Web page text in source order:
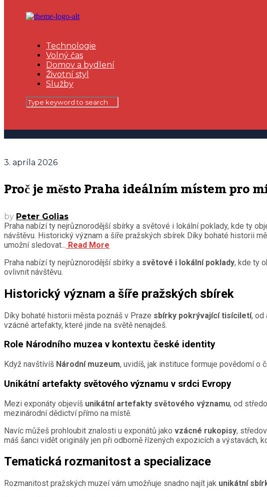
Technologie
Volný čas
Domov a bydlení
Životní styl
Služby
3. apríla 2026
Proč je město Praha ideálním místem pro
by Peter Golias
Praha nabízí ty nejrůznorodější sbírky a světové i lokální poklady, kde ty
návštěvu. Historický význam a šíře pražských sbírek Díky bohaté historii
umožní sledovat... Read More
Praha nabízí ty nejrůznorodější sbírky a světové i lokální poklady, kde ty
ovlivnit návštěvu.
Historický význam a šíře pražských sbírek
Díky bohaté historii města poznáš v Praze sbírky pokrývající tisíciletí, od
vzácné artefakty, které jinde na světě nenajdeš.
Role Národního muzea v kontextu české identity
Když navštívíš Národní muzeum, uvidíš, jak instituce formuje povědomí o
Unikátní artefakty světového významu v srdci Evropy
Mezi exponáty objevíš unikátní artefakty světového významu, od
mezinárodní dědictví přímo na místě.
Navíc můžeš prohloubit znalosti u exponátů jako vzácné rukopisy,
máš šanci vidět originály jen při odborně řízených expozicích a výstavách,
Tematická rozmanitost a specializace
Rozmanitost pražských muzeí vám umožňuje snadno najít jak unikátní